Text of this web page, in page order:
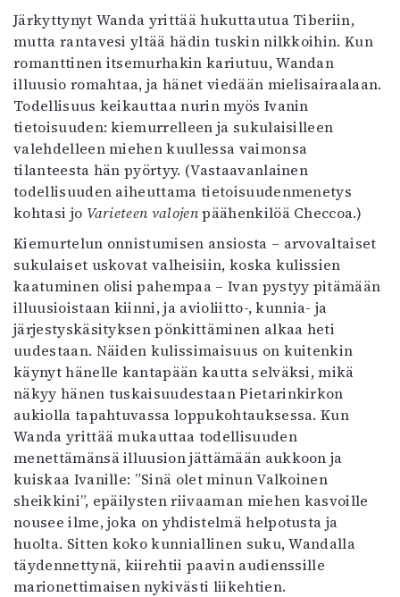
Järkyttynyt Wanda yrittää hukuttautua Tiberiin,
mutta rantavesi yltää hädin tuskin nilkkoihin. Kun
romanttinen itsemurhakin kariutuu, Wandan
illuusio romahtaa, ja hänet viedään mielisairaalaan.
Todellisuus keikauttaa nurin myös Ivanin
tietoisuuden: kiemurrelleen ja sukulaisilleen
valehdelleen miehen kuullessa vaimonsa
tilanteesta hän pyörtyy. (Vastaavanlainen
todellisuuden aiheuttama tietoisuudenmenetys
kohtasi jo Varieteen valojenpäähenkilöä Checcoa.)
Kiemurtelun onnistumisen ansiosta – arvovaltaiset
sukulaiset uskovat valheisiin, koska kulissien
kaatuminen olisi pahempaa – Ivan pystyy pitämään
illuusioistaan kiinni, ja avioliitto-, kunnia- ja
järjestyskäsityksen pönkittäminen alkaa heti
uudestaan. Näiden kulissimaisuus on kuitenkin
käynyt hänelle kantapään kautta selväksi, mikä
näkyy hänen tuskaisuudestaan Pietarinkirkon
aukiolla tapahtuvassa loppukohtauksessa. Kun
Wanda yrittää mukauttaa todellisuuden
menettämänsä illuusion jättämään aukkoon ja
kuiskaa Ivanille: ”Sinä olet minun Valkoinen
sheikkini”, epäilysten riivaaman miehen kasvoille
nousee ilme, joka on yhdistelmä helpotusta ja
huolta. Sitten koko kunniallinen suku, Wandalla
täydennettynä, kiirehtii paavin audienssille
marionettimaisen nykivästi liikehtien.